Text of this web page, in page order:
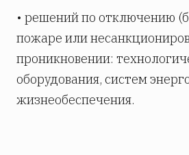
• решений по отключению
пожаре или
проникновении:
оборудования, систем
жизнеобеспечения.